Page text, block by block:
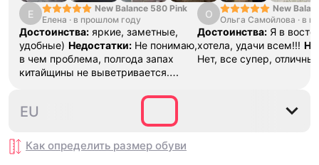
Е
New Balance 580 Pink
Елена · в прошлом году
Достоинства: яркие, заметные,
удобные) Недостатки: Не понимаю,
в чем проблема, полгода запах
китайщины не выветривается.
За свои
деньги вполне норм.
О
New
Ольга Самойлова · в
Достоинства: Я в
хотела, удачи всем!!!
Нет, все супер,
38.5
EU
Как определить размер обуви